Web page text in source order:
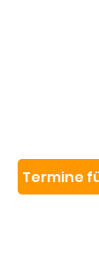
Termine